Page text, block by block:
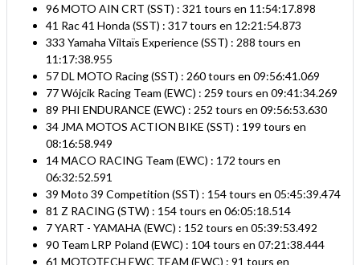
96 MOTO AIN CRT (SST) : 321 tours en 11:54:17.898
41 Rac 41 Honda (SST) : 317 tours en 12:21:54.873
333 Yamaha Viltaïs Experience (SST) : 288 tours en
11:17:38.955
57 DL MOTO Racing (SST) : 260 tours en 09:56:41.069
77 Wójcik Racing Team (EWC) : 259 tours en 09:41:34.269
89 PHI ENDURANCE (EWC) : 252 tours en 09:56:53.630
34 JMA MOTOS ACTION BIKE (SST) : 199 tours en
08:16:58.949
14 MACO RACING Team (EWC) : 172 tours en
06:32:52.591
39 Moto 39 Competition (SST) : 154 tours en 05:45:39.474
81 Z RACING (STW) : 154 tours en 06:05:18.514
7 YART - YAMAHA (EWC) : 152 tours en 05:39:53.492
90 Team LRP Poland (EWC) : 104 tours en 07:21:38.444
61 MOTOTECH EWC TEAM (EWC) : 91 tours en